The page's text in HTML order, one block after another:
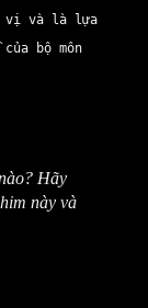
vị và là lựa
bộ môn
Hãy
này và